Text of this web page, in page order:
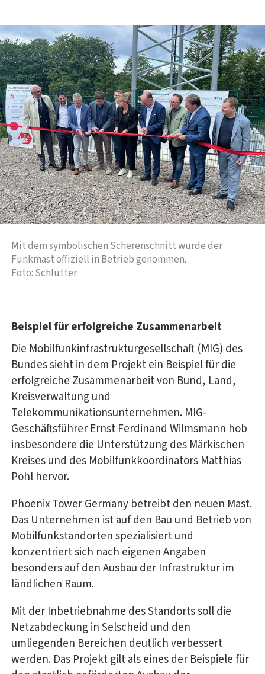
Mit dem symbolischen Scherenschnitt wurde der
Funkmast offiziell in Betrieb genommen.
Foto: Schlütter
Beispiel für erfolgreiche Zusammenarbeit
Die Mobilfunkinfrastrukturgesellschaft (MIG) des
Bundes sieht in dem Projekt ein Beispiel für die
erfolgreiche Zusammenarbeit von Bund, Land,
Kreisverwaltung und
Telekommunikationsunternehmen. MIG-
Geschäftsführer Ernst Ferdinand Wilmsmann hob
insbesondere die Unterstützung des Märkischen
Kreises und des Mobilfunkkoordinators Matthias
Pohl hervor.
Phoenix Tower Germany betreibt den neuen Mast.
Das Unternehmen ist auf den Bau und Betrieb von
Mobilfunkstandorten spezialisiert und
konzentriert sich nach eigenen Angaben
besonders auf den Ausbau der Infrastruktur im
ländlichen Raum.
Mit der Inbetriebnahme des Standorts soll die
Netzabdeckung in Selscheid und den
umliegenden Bereichen deutlich verbessert
werden. Das Projekt gilt als eines der Beispiele für